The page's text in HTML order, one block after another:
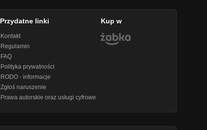
Przydatne linki
Kontakt
Regulamin
FAQ
Polityka prywatności
RODO - informacje
Zgłoś naruszenie
Prawa autorskie oraz usługi cyfrowe
Kup w